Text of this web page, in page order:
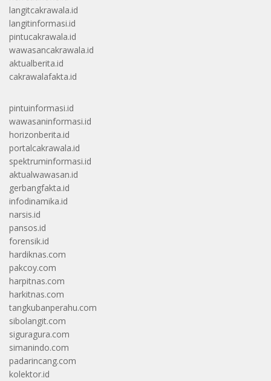
langitcakrawala.id
langitinformasi.id
pintucakrawala.id
wawasancakrawala.id
aktualberita.id
cakrawalafakta.id
pintuinformasi.id
wawasaninformasi.id
horizonberita.id
portalcakrawala.id
spektruminformasi.id
aktualwawasan.id
gerbangfakta.id
infodinamika.id
narsis.id
pansos.id
forensik.id
hardiknas.com
pakcoy.com
harpitnas.com
harkitnas.com
tangkubanperahu.com
sibolangit.com
siguragura.com
simanindo.com
padarincang.com
kolektor.id